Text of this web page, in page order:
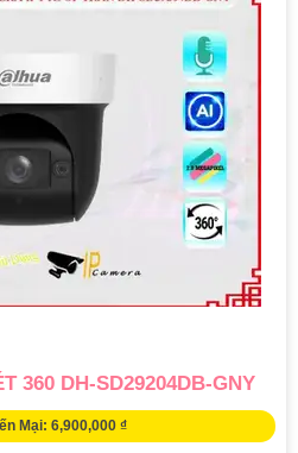
360 DH-SD29204DB-GNY
Mại: 6,900,000 ₫